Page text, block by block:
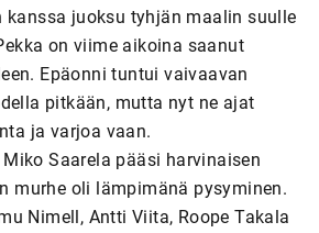
kanssa juoksu tyhjän maalin suulle
on viime aikoina saanut
Epäonni tuntui vaivaavan
pitkään, mutta nyt ne ajat
ja varjoa vaan.
Saarela pääsi harvinaisen
murhe oli lämpimänä pysyminen.
Nimell, Antti Viita, Roope Takala